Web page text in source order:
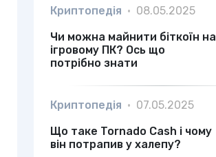
Криптопедія • 08.05.2025
Чи можна майнити біткоїн на
ігровому ПК? Ось що
потрібно знати
Криптопедія • 07.05.2025
Що таке Tornado Cash і чому
він потрапив у халепу?